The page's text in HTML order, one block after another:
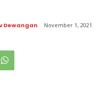
Dewangan November 1, 2021